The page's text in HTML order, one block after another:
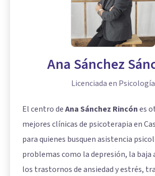
Ana Sánchez
Licenciada en Psicología
El centro deAna Sánchez Rincónes
mejores clínicas de psicoterapia en
para quienes busquen asistencia
problemas como la depresión, la
los trastornos de ansiedad y estrés,